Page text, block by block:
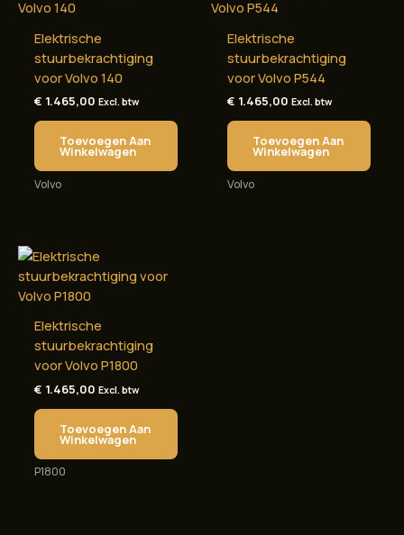
Elektrische
stuurbekrachtiging
voor Volvo 140
€ 1.465,00 Excl. btw
Toevoegen Aan
Winkelwagen
Volvo
Elektrische
stuurbekrachtiging
voor Volvo P544
€ 1.465,00 Excl. btw
Toevoegen Aan
Winkelwagen
Volvo
Elektrische
stuurbekrachtiging
voor Volvo P1800
€ 1.465,00 Excl. btw
Toevoegen Aan
Winkelwagen
P1800